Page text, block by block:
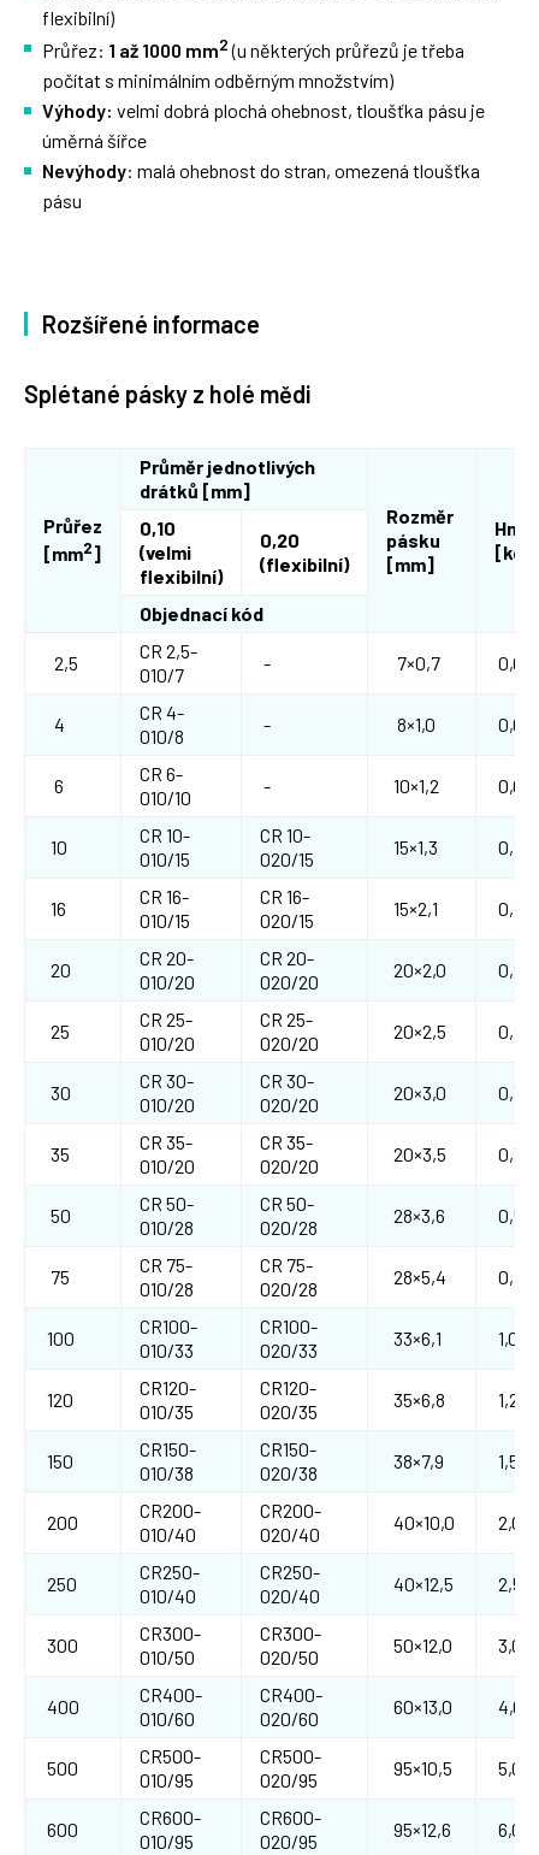
flexibilní)
Průřez: 1 až 1000 mm2(u některých průřezů je třeba
počítat s minimálním odběrným množstvím)
Výhody: velmi dobrá plochá ohebnost, tloušťka pásu je
úměrná šířce
Nevýhody: malá ohebnost do stran, omezená tloušťka
pásu
Rozšířené informace
Splétané pásky z holé mědi
Průřez
[mm2]
Průměr jednotlivých
drátků [mm]
Rozměr
pásku
[mm]
[kg/
0,10
(velmi
flexibilní)
0,20
(flexibilní)
Objednací kód
2,5
CR 2,5-
010/7
- 7×0,7
4
CR 4-
010/8
- 8×1,0 0,04
6
CR 6-
010/10
- 10×1,2 0,06
10
CR 10-
010/15
CR 10-
020/15
15×1,3 0,10
16
CR 16-
010/15
CR 16-
020/15
15×2,1 0,16
20
CR 20-
010/20
CR 20-
020/20
20×2,0 0,20
25
CR 25-
010/20
CR 25-
020/20
20×2,5 0,25
30
CR 30-
010/20
CR 30-
020/20
20×3,0 0,30
35
CR 35-
010/20
CR 35-
020/20
20×3,5 0,35
50
CR 50-
010/28
CR 50-
020/28
28×3,6 0,50
75
CR 75-
010/28
CR 75-
020/28
28×5,4 0,75
100
CR100-
010/33
CR100-
020/33
33×6,1 1,00
120
CR120-
010/35
CR120-
020/35
35×6,8 1,20
150
CR150-
010/38
CR150-
020/38
38×7,9 1,50
200
CR200-
010/40
CR200-
020/40
40×10,0 2,00
250
CR250-
010/40
CR250-
020/40
40×12,5 2,50
300
CR300-
010/50
CR300-
020/50
50×12,0 3,00
400
CR400-
010/60
CR400-
020/60
60×13,0 4,00
500
CR500-
010/95
CR500-
020/95
95×10,5 5,00
600
CR600-
010/95
CR600-
020/95
95×12,6 6,00